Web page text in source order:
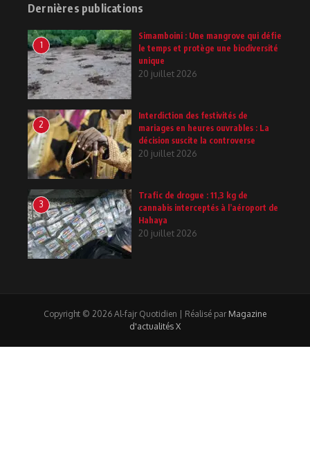
Dernières publications
1
Simamboini : Une mangrove qui défie
le temps et protège une biodiversité
unique
20 juillet 2026
2
Interdiction des festivités de
mariages en heures ouvrables : La
décision suscite la controverse
20 juillet 2026
3
Trafic de drogue : 11,3 kg de
cannabis interceptés à l’aéroport de
Hahaya
20 juillet 2026
Copyright © 2026 Al-fajr Quotidien | Réalisé par Magazine
d'actualités X